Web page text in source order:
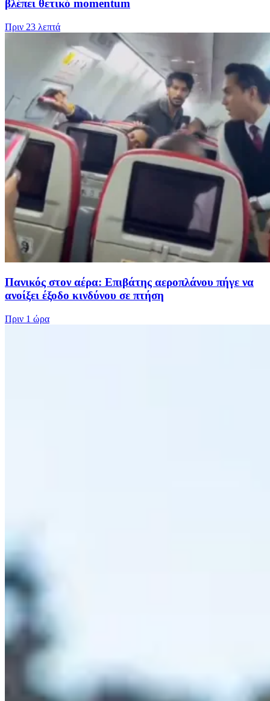
βλέπει θετικό momentum
Πριν 23 λεπτά
Πανικός στον αέρα: Επιβάτης αεροπλάνου πήγε να
ανοίξει έξοδο κινδύνου σε πτήση
Πριν 1 ώρα